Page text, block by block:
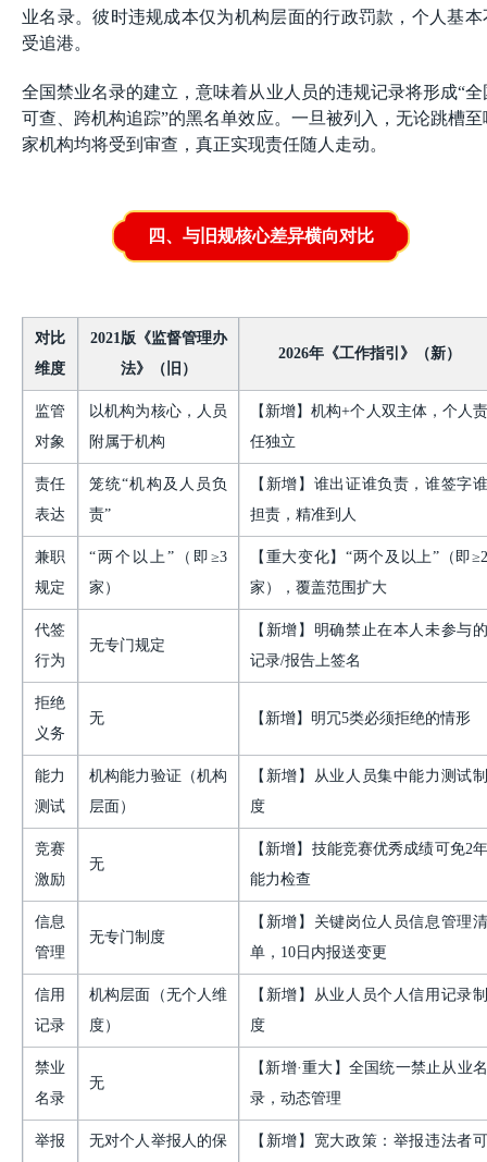
业名录。彼时违规成本仅为机构层面的行政罚款，个人基本
受追港。
全国禁业名录的建立，意味着从业人员的违规记录将形成“全
可查、跨机构追踪”的黑名单效应。一旦被列入，无论跳槽至
家机构均将受到审查，真正实现责任随人走动。
四、与旧规核心差异横向对比
对比
维度
2021版《监督管理办
法》（旧）
2026年《工作指引》（新）
监管
对象
以机构为核心，人员
附属于机构
【新增】机构+个人双主体，个人
任独立
责任
表达
笼统“机构及人员负
责”
【新增】谁出证谁负责，谁签字谁
担责，精准到人
兼职
规定
“两个以上”（即≥3
家）
【重大变化】“两个及以上”（即≥2
家），覆盖范围扩大
代签
行为
无专门规定
【新增】明确禁止在本人未参与的
记录/报告上签名
拒绝
义务
无 【新增】明冗5类必须拒绝的情形
能力
测试
机构能力验证（机构
层面）
【新增】从业人员集中能力测试制
度
竞赛
激励
无
【新增】技能竞赛优秀成绩可免2
能力检查
信息
管理
无专门制度
【新增】关键岗位人员信息管理清
单， 10日内报送变更
信用
记录
机构层面（无个人维
度）
【新增】从业人员个人信用记录制
度
禁业
名录
无
【新增·重大】全国统一禁止从业名
录，动态管理
举报
无对个人举报人的保
【新增】宽大政策：举报违法者可